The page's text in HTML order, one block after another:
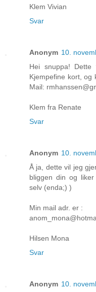
Klem Vivian
Svar
Anonym 10.
Hei snuppa!
Kjempefine kort, og
Mail:
Klem fra Renate
Svar
Anonym 10.
Å ja, dette vil jeg
bliggen din og
selv (enda;) )
Min mail adr. er :
Hilsen Mona
Svar
Anonym 10.